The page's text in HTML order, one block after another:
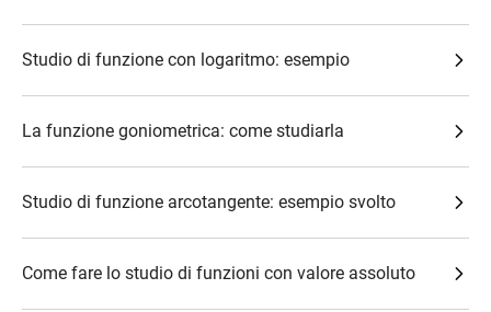
Studio di funzione con logaritmo: esempio
La funzione goniometrica: come studiarla
Studio di funzione arcotangente: esempio svolto
Come fare lo studio di funzioni con valore assoluto